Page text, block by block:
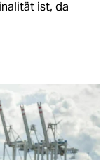
ist, da